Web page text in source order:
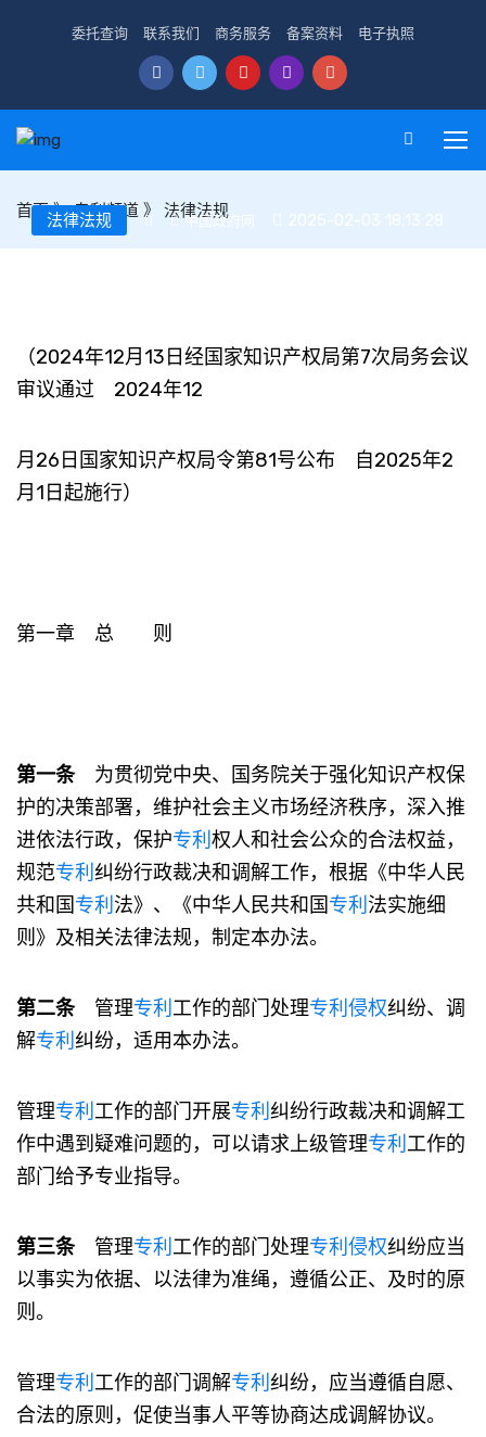
委托查询 联系我们 商务服务 备案资料 电子执照
首页》专利频道 》 法律法规
法律法规 中国政府网 2025-02-03 18:13:28
（2024年12月13日经国家知识产权局第7次局务会议
审议通过 2024年12
月26日国家知识产权局令第81号公布 自2025年2
月1日起施行）
第一章 总 则
第一条为贯彻党中央、国务院关于强化知识产权保
护的决策部署，维护社会主义市场经济秩序，深入推
进依法行政，保护专利 权人和社会公众的合法权益，
规范专利 纠纷行政裁决和调解工作，根据《中华人民
共和国专利 法》、《中华人民共和国专利 法实施细
则》及相关法律法规，制定本办法。
第二条管理专利 工作的部门处理专利 侵权纠纷、调
解专利 纠纷，适用本办法。
管理专利 工作的部门开展专利 纠纷行政裁决和调解工
作中遇到疑难问题的，可以请求上级管理专利 工作的
部门给予专业指导。
第三条管理专利 工作的部门处理专利 侵权纠纷应当
以事实为依据、以法律为准绳，遵循公正、及时的原
则。
管理专利 工作的部门调解专利 纠纷，应当遵循自愿、
合法的原则，促使当事人平等协商达成调解协议。